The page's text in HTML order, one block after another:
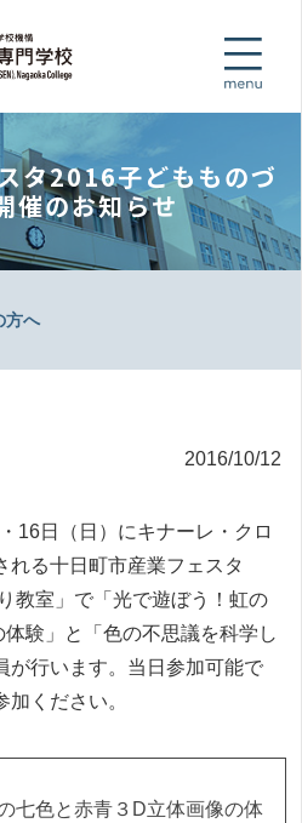
タ2016子どもものづ
催のお知らせ
方へ
2016/10/12
16日（日）にキナーレ・クロ
れる十日町市産業フェスタ
教室」で「光で遊ぼう！虹の
験」と「色の不思議を科学し
が行います。当日参加可能で
ください。
七色と赤青３D立体画像の体